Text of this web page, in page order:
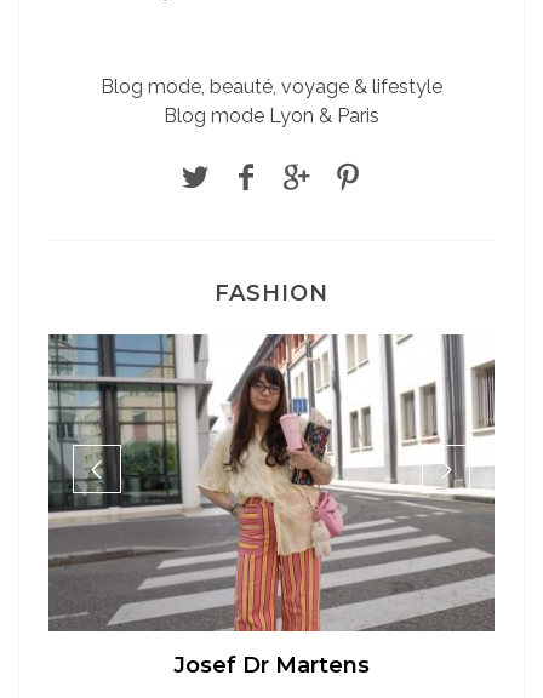
Blog mode, beauté, voyage & lifestyle
Blog mode Lyon & Paris
FASHION
Josef Dr Martens